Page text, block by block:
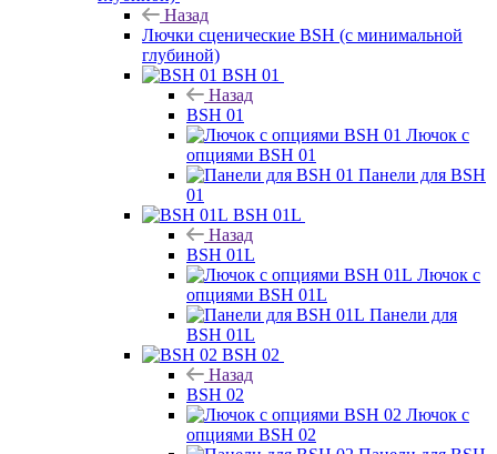
Назад
Лючки сценические BSH (с минимальной
глубиной)
BSH 01
Назад
BSH 01
Лючок с
опциями BSH 01
Панели для BSH
01
BSH 01L
Назад
BSH 01L
Лючок с
опциями BSH 01L
Панели для
BSH 01L
BSH 02
Назад
BSH 02
Лючок с
опциями BSH 02